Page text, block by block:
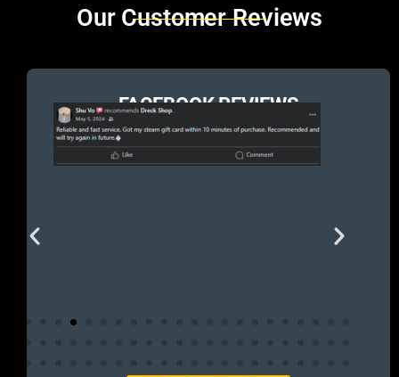
Brands Carousel
Our Customer Reviews
FACEBOOK REVIEWS